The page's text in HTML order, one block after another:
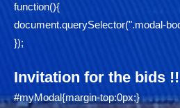
function(){
document.querySelector(".modal-
});
Invitation for the bids
#myModal{margin-top:0px;}